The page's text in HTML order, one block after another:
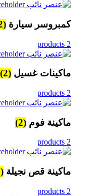
كمبروسر سيارة (2)
2 products
ماكينات غسيل (2)
2 products
ماكينة فوم (2)
2 products
ماكينة قص نجيلة (2)
2 products